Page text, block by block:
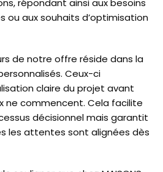
répondant ainsi aux besoins
ou aux souhaits d’optimisation
de notre offre réside dans la
Ceux-ci
claire du projet avant
ne commencent. Cela facilite
décisionnel mais garantit
les attentes sont alignées dès